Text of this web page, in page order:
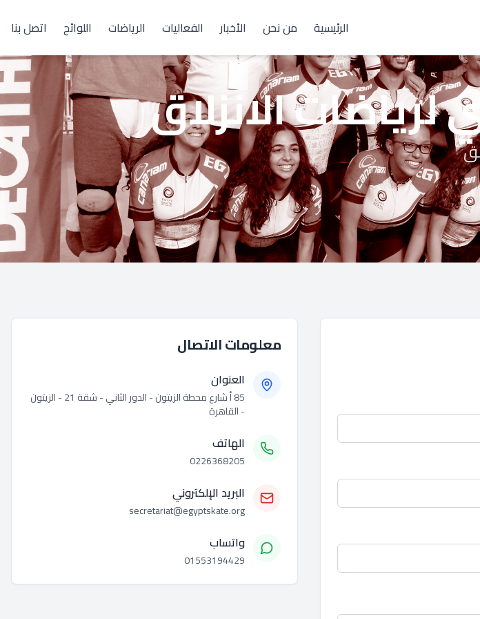
الرئيسية من نحن الأخبار الفعاليات الرياضات اللوائح اتصل بنا
لرياضات الانزلاق
معلومات الاتصال
العنوان
85 أ شارع محطة الزيتون - الدور الثاني - شقة 21 - الزيتون
- القاهرة
الهاتف
0226368205
البريد الإلكتروني
secretariat@egyptskate.org
واتساب
01553194429